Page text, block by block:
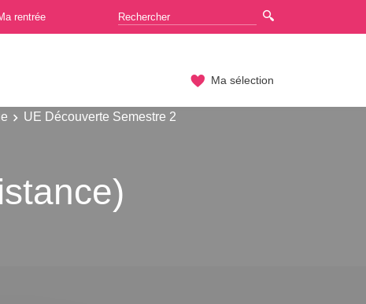
rentrée
Ma sélection
UE Découverte Semestre 2